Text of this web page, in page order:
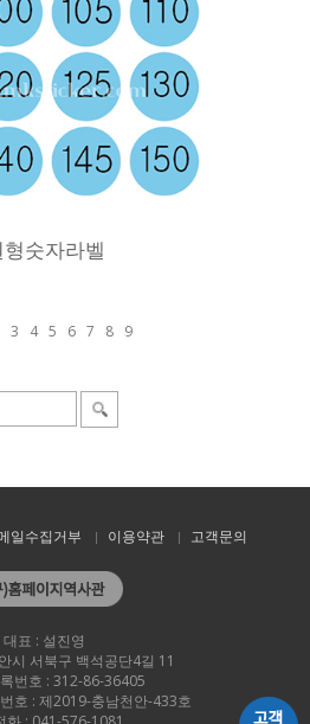
형숫자라벨
3 4 5 6 7 8 9
일수집거부 이용약관 고객문의
대표 : 설진영
시 서북구 백석공단4길 11
번호 : 312-86-36405
호 : 제2019-충남천안-433호